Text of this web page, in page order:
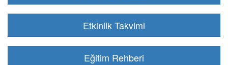
Etkinlik Takvimi
Eğitim Rehberi